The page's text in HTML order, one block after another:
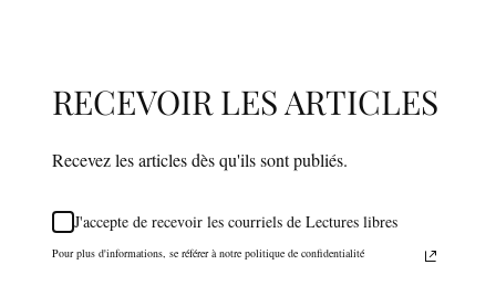
RECEVOIR LES ARTICLES
Recevez les articles dès qu'ils sont publiés.
J'accepte de recevoir les courriels de Lectures libres
Pour plus d'informations, se référer à notre politique de confidentialité